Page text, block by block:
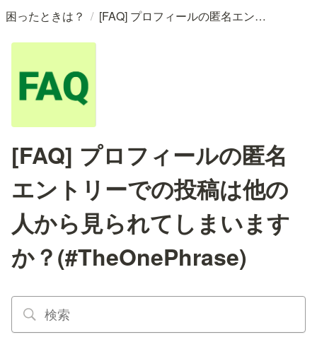
困ったときは？ / [FAQ] プロフィールの匿名エントリーでの投稿は他の人から見られてしまいますか？(#TheOnePhrase)
[FAQ] プロフィールの匿名
エントリーでの投稿は他の
人から見られてしまいます
か？(#TheOnePhrase)